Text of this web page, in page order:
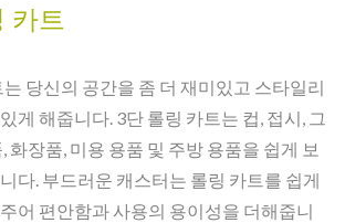
카트
당신의 공간을 좀 더 재미있고 스타일리
게 해줍니다. 3단 롤링 카트는 컵, 접시, 그
화장품, 미용 용품 및 주방 용품을 쉽게 보
다. 부드러운 캐스터는 롤링 카트를 쉽게
어 편안함과 사용의 용이성을 더해줍니